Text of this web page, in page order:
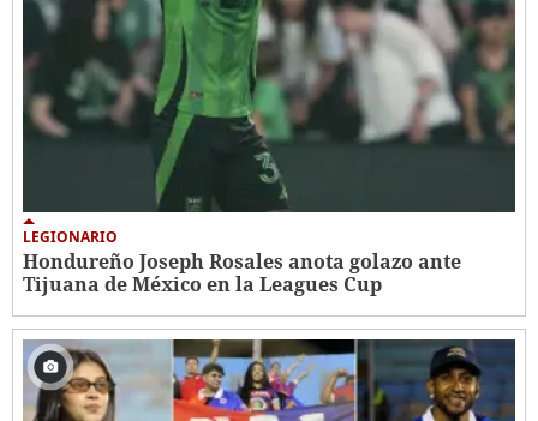
LEGIONARIO
Hondureño Joseph Rosales anota golazo ante
Tijuana de México en la Leagues Cup